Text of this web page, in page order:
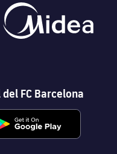
FC Barcelona